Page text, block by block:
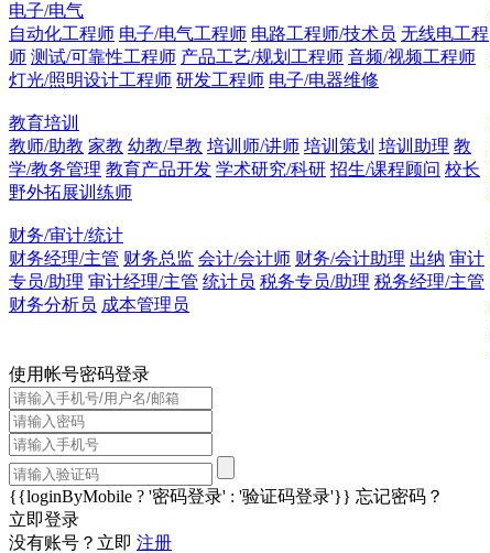
电子/电气
自动化工程师 电子/电气工程师 电路工程师/技术员 无线电工程
师 测试/可靠性工程师 产品工艺/规划工程师 音频/视频工程师
灯光/照明设计工程师 研发工程师 电子/电器维修
教育培训
教师/助教 家教 幼教/早教 培训师/讲师 培训策划 培训助理 教
学/教务管理 教育产品开发 学术研究/科研 招生/课程顾问 校长
野外拓展训练师
财务/审计/统计
财务经理/主管 财务总监 会计/会计师 财务/会计助理 出纳 审计
专员/助理 审计经理/主管 统计员 税务专员/助理 税务经理/主管
财务分析员 成本管理员
使用帐号密码登录
{{loginByMobile ? '密码登录' : '验证码登录'}} 忘记密码？
立即登录
没有账号？立即 注册